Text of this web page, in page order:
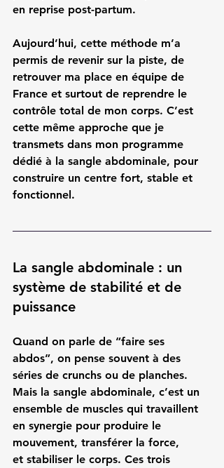
en reprise post-partum.
Aujourd’hui, cette méthode m’a
permis de revenir sur la piste, de
retrouver ma place en équipe de
France et surtout de reprendre le
contrôle total de mon corps. C’est
cette même approche que je
transmets dans mon programme
dédié à la sangle abdominale, pour
construire un centre fort, stable et
fonctionnel.
La sangle abdominale : un
système de stabilité et de
puissance
Quand on parle de “faire ses
abdos”, on pense souvent à des
séries de crunchs ou de planches.
Mais la sangle abdominale, c’est un
ensemble de muscles qui travaillent
en synergie pour produire le
mouvement, transférer la force,
et stabiliser le corps. Ces trois